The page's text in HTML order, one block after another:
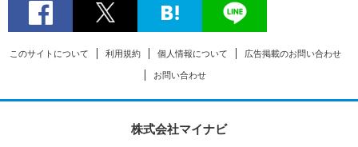
このサイトについて 利用規約 個人情報について 広告掲載のお問い合わせ
お問い合わせ
株式会社マイナビ